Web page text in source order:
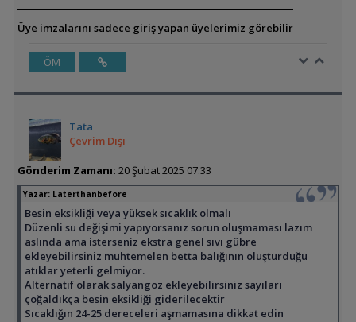
Üye imzalarını sadece giriş yapan üyelerimiz görebilir
ÖM
Tata
Çevrim Dışı
Gönderim Zamanı: 20 Şubat 2025 07:33
Yazar: Laterthanbefore
Besin eksikliği veya yüksek sıcaklık olmalı
Düzenli su değişimi yapıyorsanız sorun oluşmaması lazım
aslında ama isterseniz ekstra genel sıvı gübre
ekleyebilirsiniz muhtemelen betta balığının oluşturduğu
atıklar yeterli gelmiyor.
Alternatif olarak salyangoz ekleyebilirsiniz sayıları
çoğaldıkça besin eksikliği giderilecektir
Sıcaklığın 24-25 dereceleri aşmamasına dikkat edin